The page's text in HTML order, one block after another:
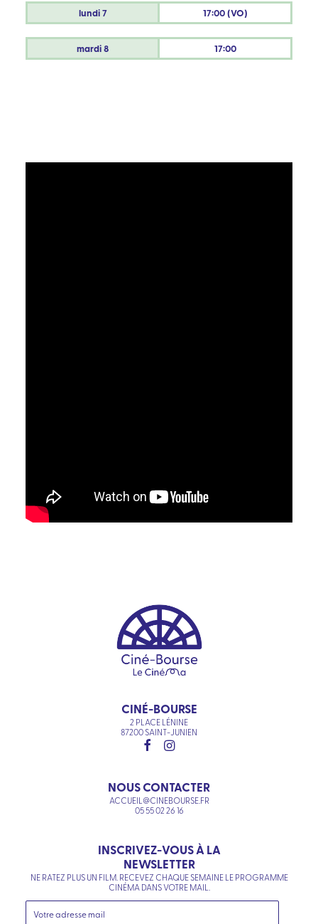
lundi7 17:00 (VO)
mardi8 17:00
CINÉ-BOURSE
2 PLACE LÉNINE
87200 SAINT-JUNIEN
NOUS CONTACTER
ACCUEIL@CINEBOURSE.FR
05 55 02 26 16
INSCRIVEZ-VOUS À LA
NEWSLETTER
NE RATEZ PLUS UN FILM. RECEVEZ CHAQUE SEMAINE LE PROGRAMME
CINÉMA DANS VOTRE MAIL.